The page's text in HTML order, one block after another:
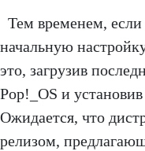
Тем временем, если
начальную
это, загрузив
Pop!_OS и
Ожидается, что
релизом,